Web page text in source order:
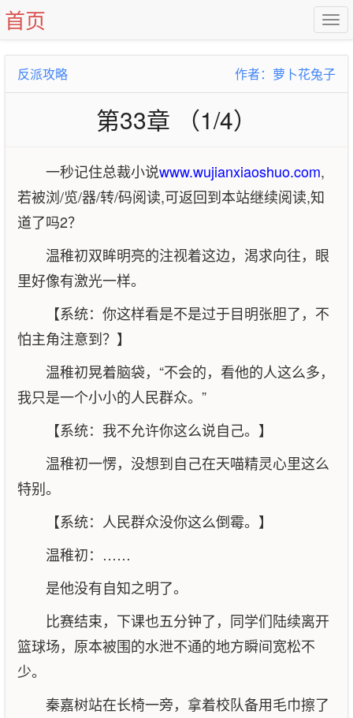
首页
反派攻略 作者：萝卜花兔子
第33章 （1/4）
一秒记住总裁小说www.wujianxiaoshuo.com,
若被浏/览/器/转/码阅读,可返回到本站继续阅读,知
道了吗2？
温稚初双眸明亮的注视着这边，渴求向往，眼
里好像有激光一样。
【系统：你这样看是不是过于目明张胆了，不
怕主角注意到？】
温稚初晃着脑袋，“不会的，看他的人这么多，
我只是一个小小的人民群众。”
【系统：我不允许你这么说自己。】
温稚初一愣，没想到自己在天喵精灵心里这么
特别。
【系统：人民群众没你这么倒霉。】
温稚初：……
是他没有自知之明了。
比赛结束，下课也五分钟了，同学们陆续离开
篮球场，原本被围的水泄不通的地方瞬间宽松不
少。
秦嘉树站在长椅一旁，拿着校队备用毛巾擦了